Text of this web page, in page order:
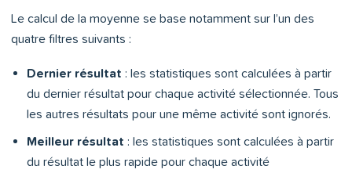
Le calcul de la moyenne se base notamment sur l’un des
quatre filtres suivants :
Dernier résultat : les statistiques sont calculées à partir
du dernier résultat pour chaque activité sélectionnée. Tous
les autres résultats pour une même activité sont ignorés.
Meilleur résultat : les statistiques sont calculées à partir
du résultat le plus rapide pour chaque activité